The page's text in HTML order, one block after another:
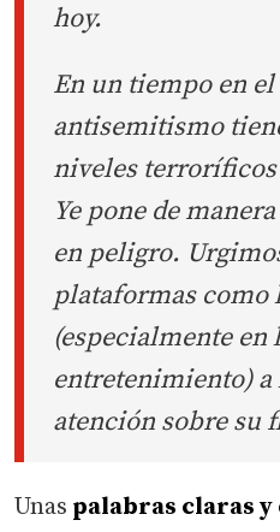
hoy.
En un tiempo en el
antisemitismo
niveles
Ye pone de
en peligro.
plataformas como
(especialmente
entretenimiento)
atención sobre su
Unas palabras claras y